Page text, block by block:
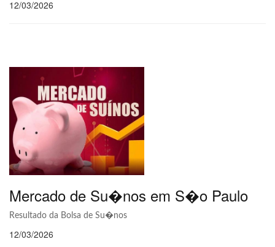
12/03/2026
Mercado de Su�nos em S�o Paulo
Resultado da Bolsa de Su�nos
12/03/2026